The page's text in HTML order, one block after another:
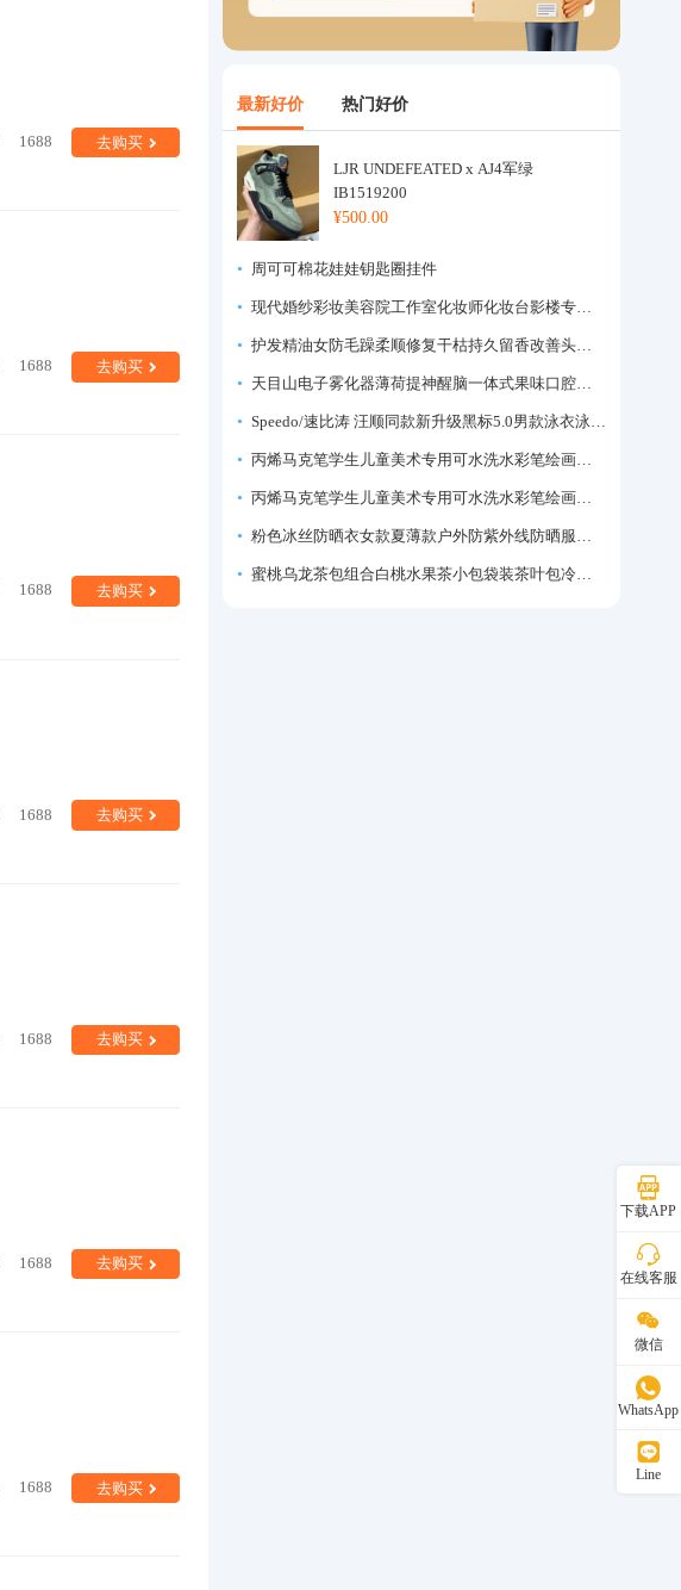
1688 去购买
1688 去购买
1688 去购买
1688 去购买
1688 去购买
1688 去购买
1688 去购买
最新好价 热门好价
LJR UNDEFEATED x AJ4军绿
IB1519200
¥500.00
周可可棉花娃娃钥匙圈挂件
现代婚纱彩妆美容院工作室化妆师化妆台影楼专业化妆师专用梳妆台
护发精油女防毛躁柔顺修复干枯持久留香改善头发毛躁柔顺剂神器
天目山电子雾化器薄荷提神醒脑一体式果味口腔喷雾吸入式戒烟神器
Speedo/速比涛 汪顺同款新升级黑标5.0男款泳衣泳裤温泉游泳套装
丙烯马克笔学生儿童美术专用可水洗水彩笔绘画彩色涂鸦画笔不透色可叠色防水手绘diy丙烯颜料笔水性填色笔
丙烯马克笔学生儿童美术专用可水洗水彩笔绘画彩色涂鸦画笔不透色可叠色防水手绘diy丙烯颜料笔水性填色笔
粉色冰丝防晒衣女款夏薄款户外防紫外线防晒服修身紧身短外套上衣
蜜桃乌龙茶包组合白桃水果茶小包袋装茶叶包冷泡茶泡水喝的东西
下载APP
在线客服
微信
WhatsApp
Line